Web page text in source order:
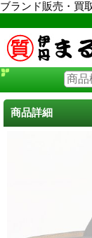
ブランド販売・買
商品詳細